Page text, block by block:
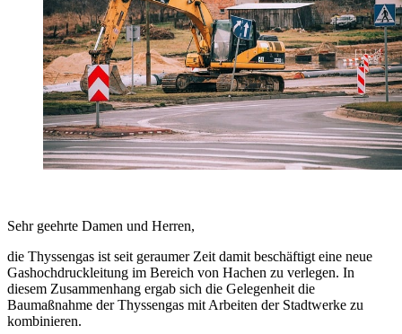
Sehr geehrte Damen und Herren,
die Thyssengas ist seit geraumer Zeit damit beschäftigt eine neue
Gashochdruckleitung im Bereich von Hachen zu verlegen. In
diesem Zusammenhang ergab sich die Gelegenheit die
Baumaßnahme der Thyssengas mit Arbeiten der Stadtwerke zu
kombinieren.